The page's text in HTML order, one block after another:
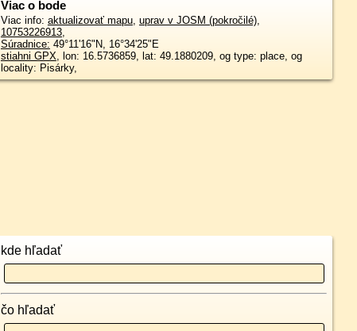
Viac o bode
Viac info: aktualizovať mapu, uprav v JOSM (pokročilé),
10753226913,
Súradnice: 49°11'16"N, 16°34'25"E
stiahni GPX, lon: 16.5736859, lat: 49.1880209, og type: place, og
locality: Pisárky,
kde hľadať
čo hľadať